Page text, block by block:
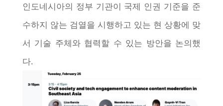
인도네시아의 정부 기관이 국제 인권 기준을 준
수하지 않는 검열을 시행하고 있는 현 상황에 맞
서 기술 주체와 협력할 수 있는 방안을 논의했
다.